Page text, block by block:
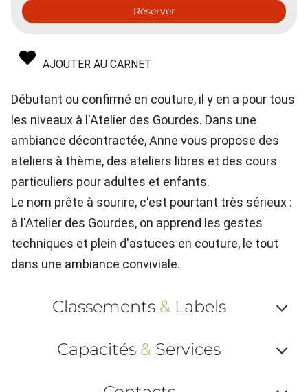
Réserver
AJOUTER AU CARNET
Débutant ou confirmé en couture, il y en a pour tous
les niveaux à l'Atelier des Gourdes. Dans une
ambiance décontractée, Anne vous propose des
ateliers à thème, des ateliers libres et des cours
particuliers pour adultes et enfants.
Le nom prête à sourire, c'est pourtant très sérieux :
à l'Atelier des Gourdes, on apprend les gestes
techniques et plein d'astuces en couture, le tout
dans une ambiance conviviale.
Classements & Labels
ou
Capacités & Services